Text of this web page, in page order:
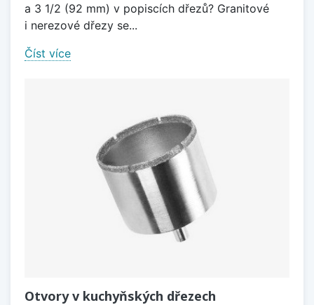
a 3 1/2 (92 mm) v popiscích dřezů? Granitové
i nerezové dřezy se...
Číst více
Otvory v kuchyňských dřezech